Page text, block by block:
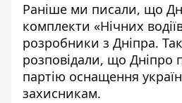
Раніше ми писали, що
комплекти «Нічних
розробники з Дніпра.
розповідали, що Дніпро
партію оснащення
захисникам.